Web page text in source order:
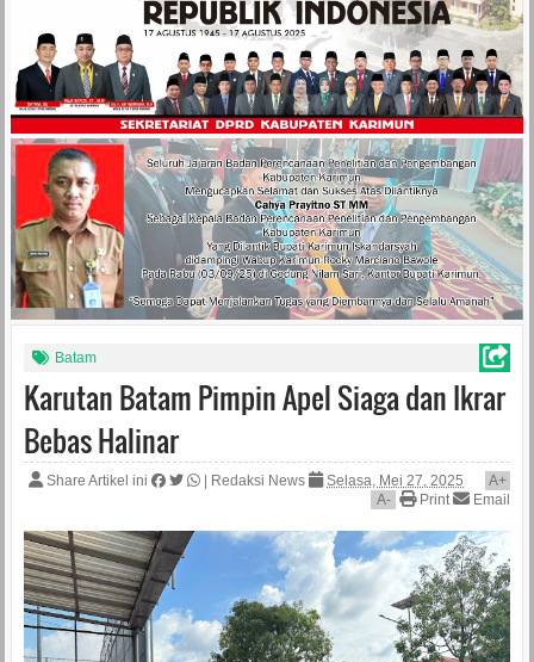
Batam
Karutan Batam Pimpin Apel Siaga dan Ikrar
Bebas Halinar
Share Artikel ini Redaksi News Selasa, Mei 27, 2025 A+
A- Print Email